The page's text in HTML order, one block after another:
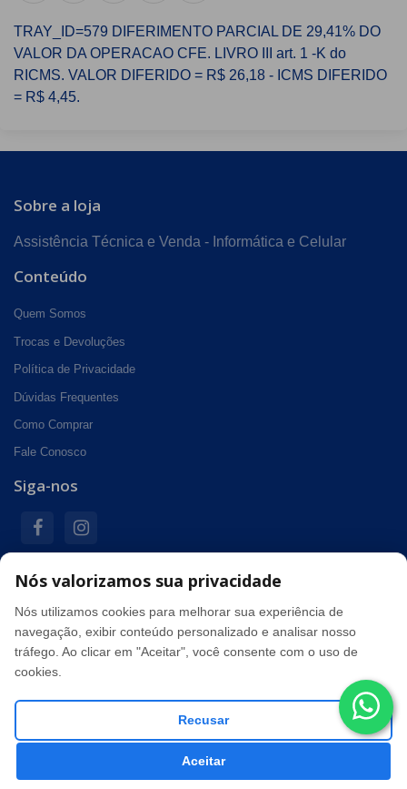
TRAY_ID=579 DIFERIMENTO PARCIAL DE 29,41% DO
VALOR DA OPERACAO CFE. LIVRO III art. 1 -K do
RICMS. VALOR DIFERIDO = R$ 26,18 - ICMS DIFERIDO
= R$ 4,45.
Sobre a loja
Assistência Técnica e Venda - Informática e Celular
Conteúdo
Quem Somos
Trocas e Devoluções
Política de Privacidade
Dúvidas Frequentes
Como Comprar
Fale Conosco
Siga-nos
Formas de pagamento
Segurança
Info&Cel - CNPJ: 49.945.655/0001-21 © Todos os direitos
reservados. 2026
Nós valorizamos sua privacidade
Nós utilizamos cookies para melhorar sua experiência de
navegação, exibir conteúdo personalizado e analisar nosso
tráfego. Ao clicar em "Aceitar", você consente com o uso de
cookies.
Recusar
Aceitar